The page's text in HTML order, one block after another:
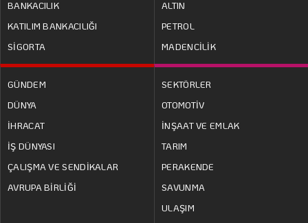
BANKACILIK
KATILIM BANKACILIĞI
SİGORTA
ALTIN
PETROL
MADENCİLİK
GÜNDEM
DÜNYA
İHRACAT
İŞ DÜNYASI
ÇALIŞMA VE SENDİKALAR
AVRUPA BİRLİĞİ
SEKTÖRLER
OTOMOTİV
İNŞAAT VE EMLAK
TARIM
PERAKENDE
SAVUNMA
ULAŞIM